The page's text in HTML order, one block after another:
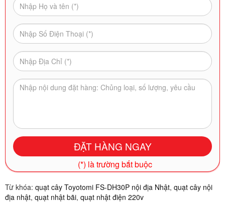
(*) là trường bắt buộc
Từ khóa: quạt cây Toyotomi FS-DH30P nội địa Nhật, quạt cây nội
địa nhật, quạt nhật bãi, quạt nhật điện 220v